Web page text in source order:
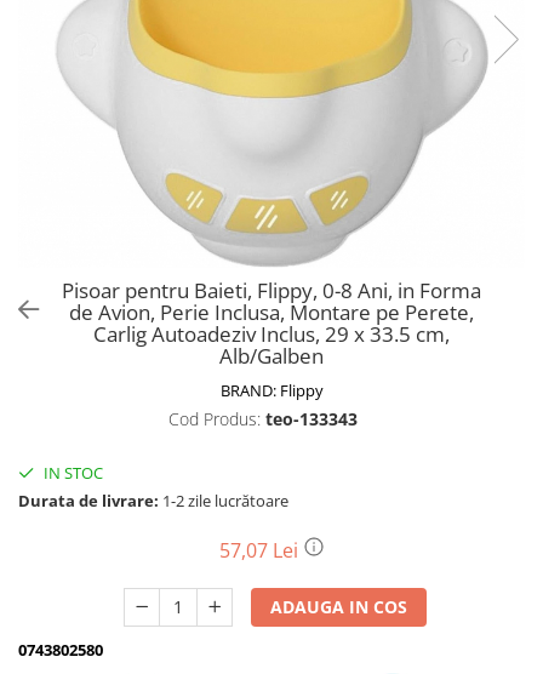
Scutere pe benzina
Tricicluri cargo fara permis
Tricicluri persoane
Trotinete electrice
Biciclete, trotinete, triciclete
Biciclete electrice
Motoburghie si accesorii
Accesorii motoburghie
Drujbe, fierastraie electrice
Drujbe cu acumulator
Consumabile drujbe, fierastraie
Unelte electrice busteni
Mori cereale si batoze porumb
Batoze - mori desfacat porumb
Pisoar pentru Baieti, Flippy, 0-8 Ani, in Forma
de Avion, Perie Inclusa, Montare pe Perete,
Carlig Autoadeziv Inclus, 29 x 33.5 cm,
Alb/Galben
BRAND: Flippy
Cod Produs: teo-133343
IN STOC
Durata de livrare: 1-2 zile lucrătoare
57,07 Lei
ADAUGA IN COS
0743802580